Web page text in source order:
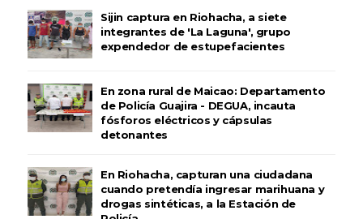
Sijin captura en Riohacha, a siete
integrantes de 'La Laguna', grupo
expendedor de estupefacientes
En zona rural de Maicao: Departamento
de Policía Guajira - DEGUA, incauta
fósforos eléctricos y cápsulas
detonantes
En Riohacha, capturan una ciudadana
cuando pretendía ingresar marihuana y
drogas sintéticas, a la Estación de